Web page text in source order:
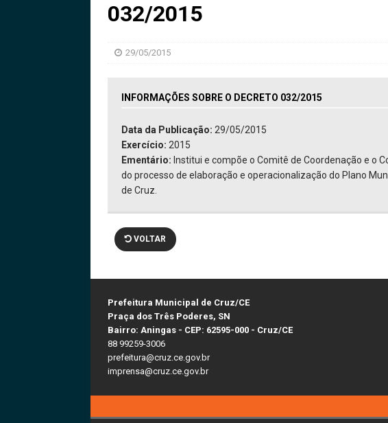
032/2015
29/05/2015
INFORMAÇÕES SOBRE O DECRETO 032/2015
Data da Publicação: 29/05/2015
Exercício: 2015
Ementário: Institui e compõe o Comitê de Coordenação e o
do processo de elaboração e operacionalização do Plano
de Cruz.
VOLTAR
Prefeitura Municipal de Cruz/CE
Praça dos Três Poderes, SN
Bairro: Aningas - CEP: 62595-000 - Cruz/CE
88 99259-3006
prefeitura@cruz.ce.gov.br
imprensa@cruz.ce.gov.br